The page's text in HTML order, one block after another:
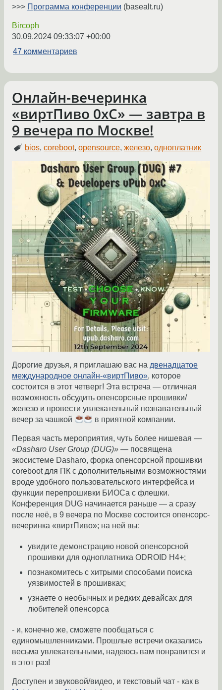
>>> Программа конференции (basealt.ru)
Bircoph
30.09.2024 09:33:07 +00:00
47 комментариев
Онлайн-вечеринка
«виртПиво 0xC» — завтра в
9 вечера по Москве!
bios,coreboot,opensource,железо,одноплатник
Дорогие друзья, я приглашаю вас на двенадцатое
международное онлайн-«виртПиво», которое
состоится в этот четверг! Эта встреча — отличная
возможность обсудить опенсорсные прошивки/
железо и провести увлекательный познавательный
вечер за чашкой
в приятной компании.
Первая часть мероприятия, чуть более нишевая —
«Dasharo User Group (DUG)» — посвящена
экосистеме Dasharo, форка опенсорсной прошивки
coreboot для ПК c дополнительными возможностями
вроде удобного пользовательского интерфейса и
функции перепрошивки БИОСа с флешки.
Конференция DUG начинается раньше — а сразу
после неё, в 9 вечера по Москве состоится опенсорс-
вечеринка «виртПиво»; на ней вы:
увидите демонстрацию новой опенсорсной
прошивки для одноплатника ODROID H4+;
познакомитесь с хитрыми способами поиска
уязвимостей в прошивках;
узнаете о необычных и редких девайсах для
любителей опенсорса
- и, конечно же, сможете пообщаться с
единомышленниками. Прошлые встречи оказались
весьма увлекательными, надеюсь вам понравится и
в этот раз!
Доступен и звуковой/видео, и текстовый чат - как в